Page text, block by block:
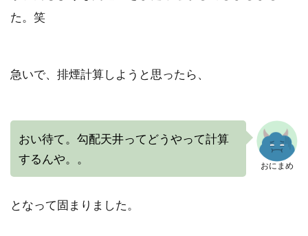
た。笑
急いで、排煙計算しようと思ったら、
おにまめ
おい待て。勾配天井ってどうやって計算
するんや。。
となって固まりました。